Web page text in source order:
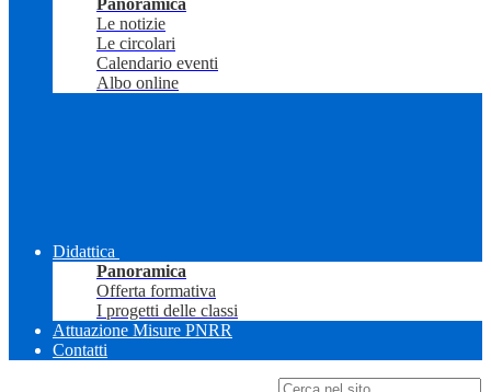
Panoramica
Le notizie
Le circolari
Calendario eventi
Albo online
Didattica
Panoramica
Offerta formativa
I progetti delle classi
Attuazione Misure PNRR
Contatti